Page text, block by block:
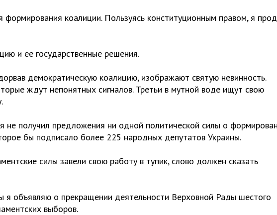
коалиции. Пользуясь конституционным правом, я
и ее государственные решения.
демократическую коалицию, изображают святую невинность.
ждут непонятных сигналов. Третьи в мутной воде ищут свою
не получил предложения ни одной политической силы о
бы подписало более 225 народных депутатов Украины.
силы завели свою работу в тупик, слово должен сказать
я объявляю о прекращении деятельности Верховной Рады шестого
выборов.